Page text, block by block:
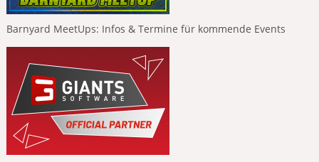
Barnyard MeetUps: Infos & Termine für kommende Events